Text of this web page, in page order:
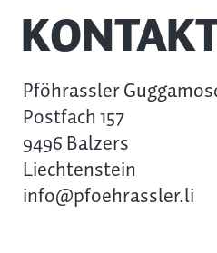
Pföhrassler
Postfach 157
9496 Balzers
Liechtenstein
info@pfoehrassler.li